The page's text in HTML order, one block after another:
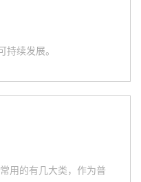
续发展。
用的有几大类，作为普